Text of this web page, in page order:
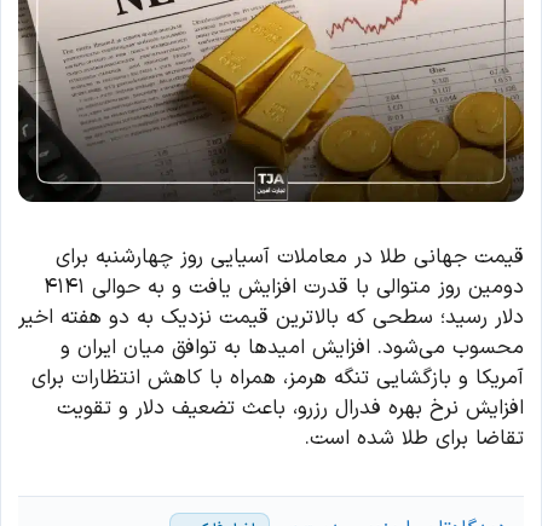
قیمت جهانی طلا در معاملات آسیایی روز چهارشنبه برای
دومین روز متوالی با قدرت افزایش یافت و به حوالی ۴۱۴۱
دلار رسید؛ سطحی که بالاترین قیمت نزدیک به دو هفته اخیر
محسوب می‌شود. افزایش امیدها به توافق میان ایران و
آمریکا و بازگشایی تنگه هرمز، همراه با کاهش انتظارات برای
افزایش نرخ بهره فدرال رزرو، باعث تضعیف دلار و تقویت
تقاضا برای طلا شده است.